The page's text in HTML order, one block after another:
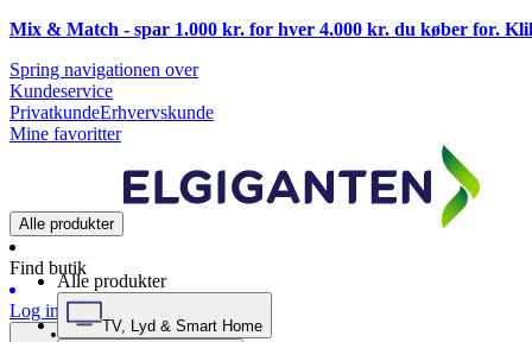
Mix & Match - spar 1.000 kr. for hver 4.000 kr. du køber for.
Spring navigationen over
Kundeservice
PrivatkundeErhvervskunde
Mine favoritter
Alle produkter
Find butik
Log ind
Alle produkter
TV, Lyd & Smart Home